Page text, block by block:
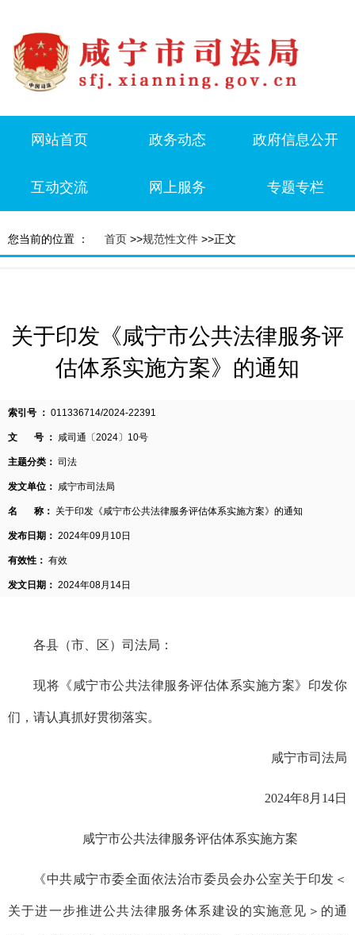
网站首页 政务动态 政府信息公开
互动交流 网上服务 专题专栏
您当前的位置 ： 首页 >>规范性文件 >>正文
关于印发《咸宁市公共法律服务评
估体系实施方案》的通知
索引号 ： 011336714/2024-22391
文 号 ： 咸司通〔2024〕10号
主题分类： 司法
发文单位： 咸宁市司法局
名 称： 关于印发《咸宁市公共法律服务评估体系实施方案》的通知
发布日期： 2024年09月10日
有效性： 有效
发文日期： 2024年08月14日
各县（市、区）司法局：
现将《咸宁市公共法律服务评估体系实施方案》印发你
们，请认真抓好贯彻落实。
咸宁市司法局
2024年8月14日
咸宁市公共法律服务评估体系实施方案
《中共咸宁市委全面依法治市委员会办公室关于印发 ＜
关于进一步推进公共法律服务体系建设的实施意见＞的通